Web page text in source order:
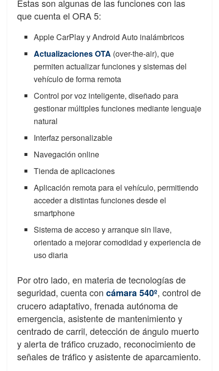
Estas son algunas de las funciones con las
que cuenta el ORA 5:
Apple CarPlay y Android Auto inalámbricos
Actualizaciones OTA (over-the-air), que
permiten actualizar funciones y sistemas del
vehículo de forma remota
Control por voz inteligente, diseñado para
gestionar múltiples funciones mediante lenguaje
natural
Interfaz personalizable
Navegación online
Tienda de aplicaciones
Aplicación remota para el vehículo, permitiendo
acceder a distintas funciones desde el
smartphone
Sistema de acceso y arranque sin llave,
orientado a mejorar comodidad y experiencia de
uso diaria
Por otro lado, en materia de tecnologías de
seguridad, cuenta con cámara 540º, control de
crucero adaptativo, frenada autónoma de
emergencia, asistente de mantenimiento y
centrado de carril, detección de ángulo muerto
y alerta de tráfico cruzado, reconocimiento de
señales de tráfico y asistente de aparcamiento.